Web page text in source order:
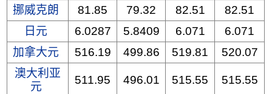
挪威克朗
81.85 79.32 82.51
82.51
日元
6.0287 5.8409 6.071
6.071
加拿大元
516.19 499.86 519.81
520.07
澳大利亚
元
511.95 496.01 515.55 515.55